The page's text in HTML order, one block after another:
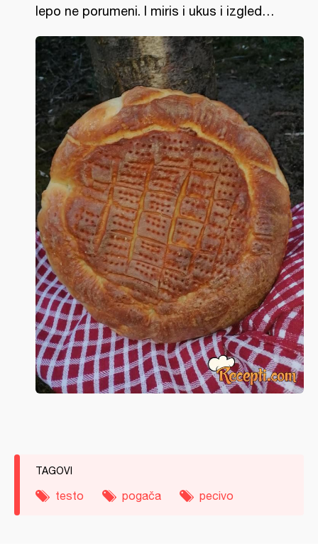
lepo ne porumeni. I miris i ukus i izgled…
TAGOVI
testo pogača pecivo